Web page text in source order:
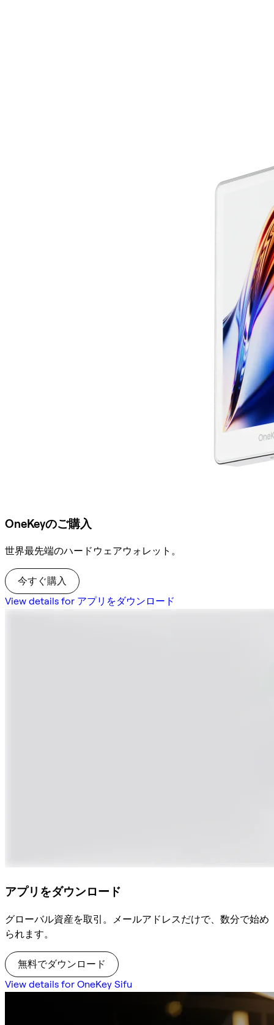
OneKeyのご購入
世界最先端のハードウェアウォレット。
今すぐ購入
View details for アプリをダウンロード
アプリをダウンロード
グローバル資産を取引。メールアドレスだけで、数分で始め
られます。
無料でダウンロード
View details for OneKey Sifu